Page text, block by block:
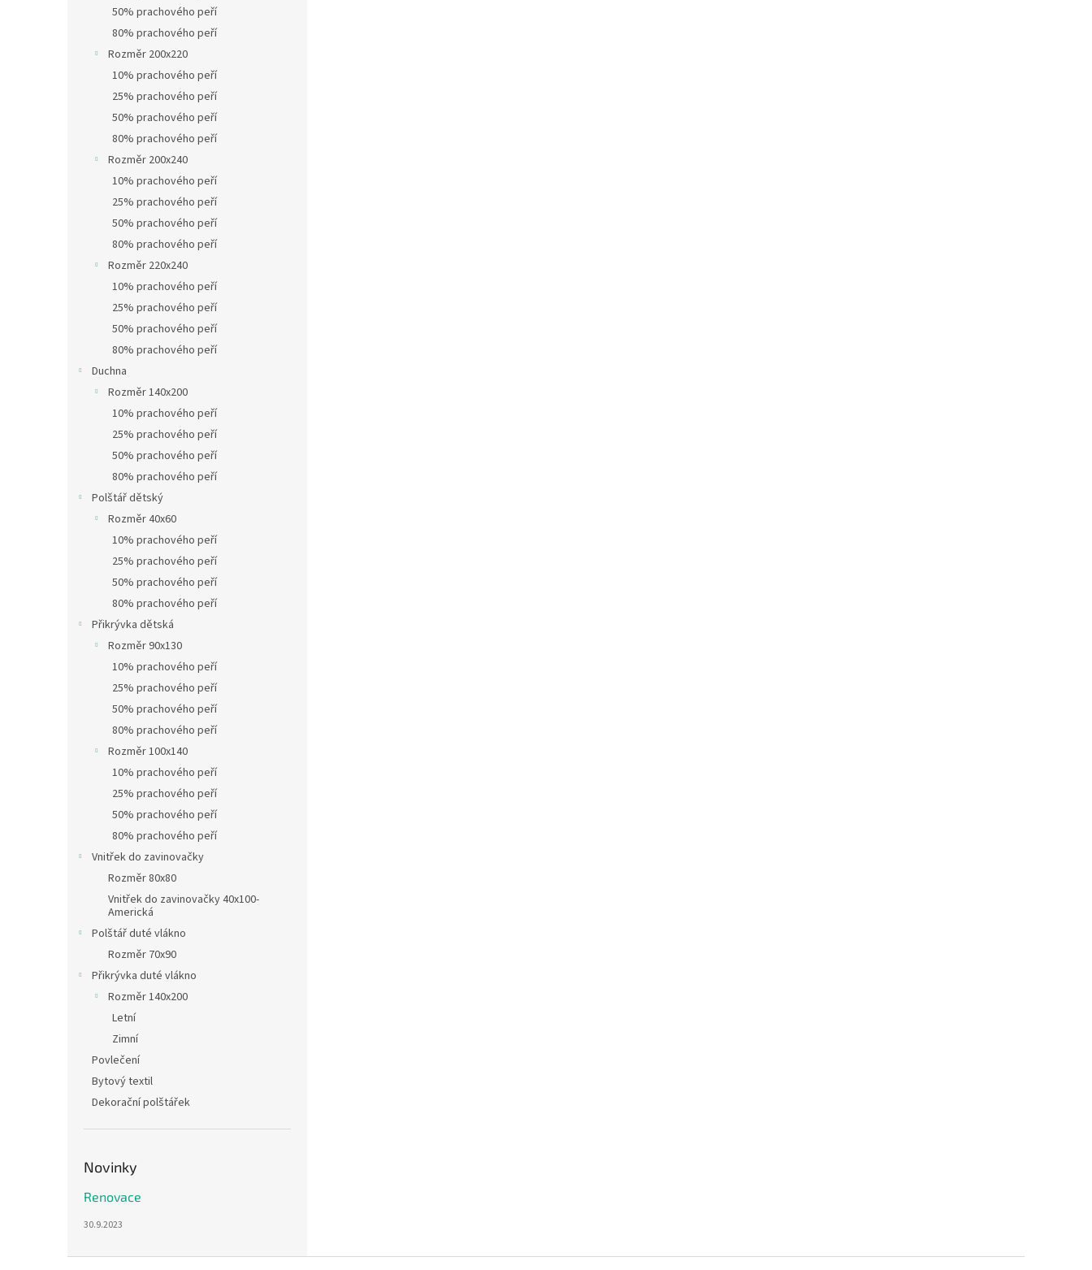
50% prachového peří
80% prachového peří
Rozměr 200x220
10% prachového peří
25% prachového peří
50% prachového peří
80% prachového peří
Rozměr 200x240
10% prachového peří
25% prachového peří
50% prachového peří
80% prachového peří
Rozměr 220x240
10% prachového peří
25% prachového peří
50% prachového peří
80% prachového peří
Duchna
Rozměr 140x200
10% prachového peří
25% prachového peří
50% prachového peří
80% prachového peří
Polštář dětský
Rozměr 40x60
10% prachového peří
25% prachového peří
50% prachového peří
80% prachového peří
Přikrývka dětská
Rozměr 90x130
10% prachového peří
25% prachového peří
50% prachového peří
80% prachového peří
Rozměr 100x140
10% prachového peří
25% prachového peří
50% prachového peří
80% prachového peří
Vnitřek do zavinovačky
Rozměr 80x80
Vnitřek do zavinovačky 40x100-
Americká
Polštář duté vlákno
Rozměr 70x90
Přikrývka duté vlákno
Rozměr 140x200
Letní
Zimní
Povlečení
Bytový textil
Dekorační polštářek
Novinky
Renovace
30.9.2023